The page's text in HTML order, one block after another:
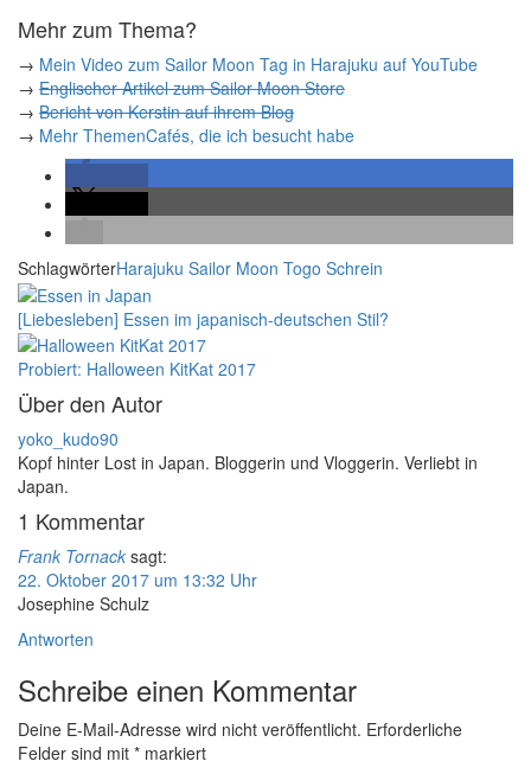
Mehr zum Thema?
→ Mein Video zum Sailor Moon Tag in Harajuku auf YouTube
→ Englischer Artikel zum Sailor Moon Store
→ Bericht von Kerstin auf ihrem Blog
→ Mehr ThemenCafés, die ich besucht habe
SchlagwörterHarajuku Sailor Moon Togo Schrein
[Liebesleben] Essen im japanisch-deutschen Stil?
Probiert: Halloween KitKat 2017
Über den Autor
yoko_kudo90
Kopf hinter Lost in Japan. Bloggerin und Vloggerin. Verliebt in
Japan.
1 Kommentar
Frank Tornack sagt:
22. Oktober 2017 um 13:32 Uhr
Josephine Schulz
Antworten
Schreibe einen Kommentar
Deine E-Mail-Adresse wird nicht veröffentlicht. Erforderliche
Felder sind mit * markiert